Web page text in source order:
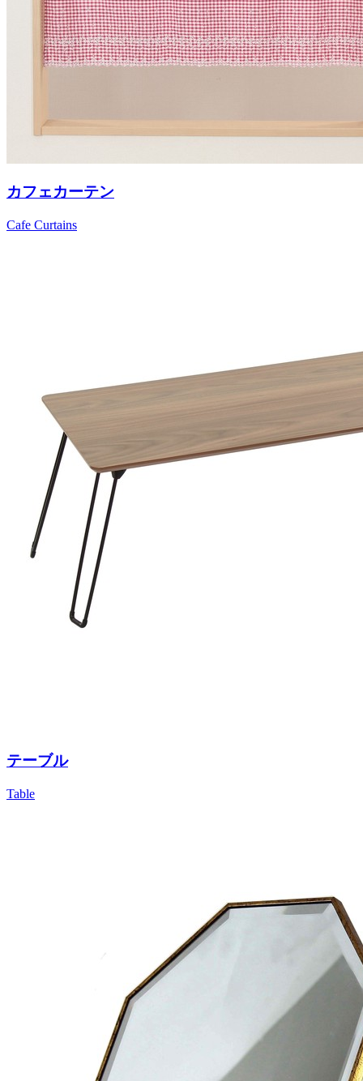
カフェカーテン
Cafe Curtains
テーブル
Table